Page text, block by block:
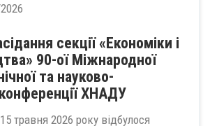
секції «Економіки і
90-ої Міжнародної
та науково-
ХНАДУ
травня 2026 року відбулося